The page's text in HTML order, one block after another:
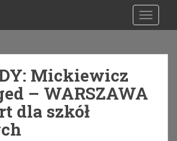
Mickiewicz
– WARSZAWA
dla szkół